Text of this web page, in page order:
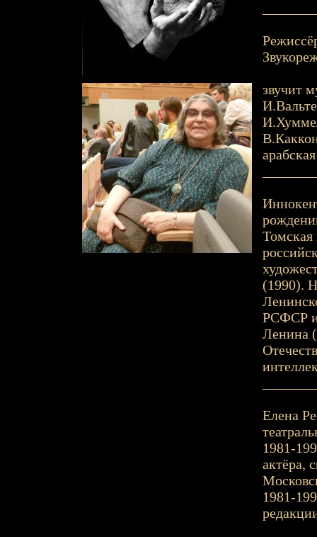
звучит
Томская
(1990).
РСФСР
Ленина
Елена
1981-
актёра,
1981-